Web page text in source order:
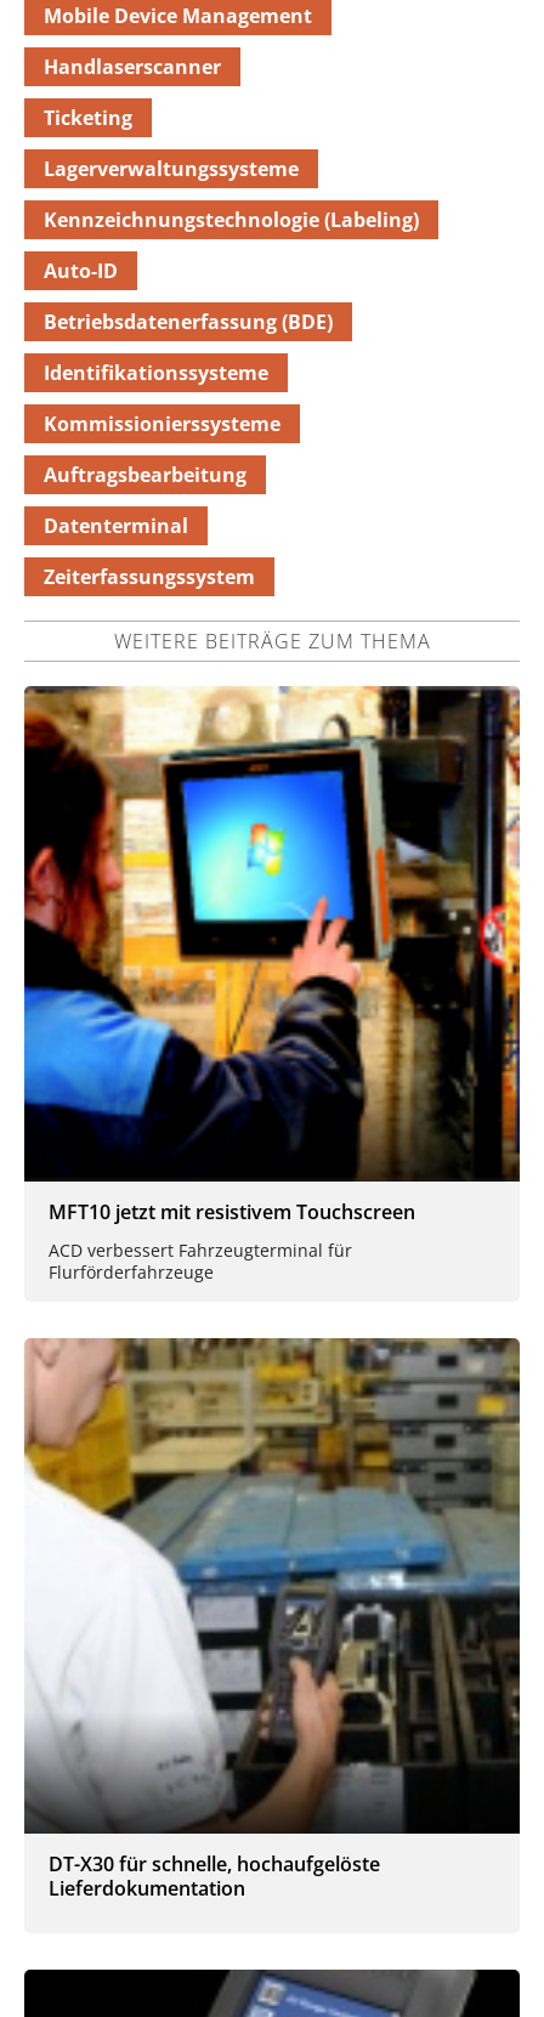
Mobile Device Management
Handlaserscanner
Ticketing
Lagerverwaltungssysteme
Kennzeichnungstechnologie (Labeling)
Auto-ID
Betriebsdatenerfassung (BDE)
Identifikationssysteme
Kommissionierssysteme
Auftragsbearbeitung
Datenterminal
Zeiterfassungssystem
WEITERE BEITRÄGE ZUM THEMA
MFT10 jetzt mit resistivem Touchscreen
ACD verbessert Fahrzeugterminal für
Flurförderfahrzeuge
DT-X30 für schnelle, hochaufgelöste
Lieferdokumentation